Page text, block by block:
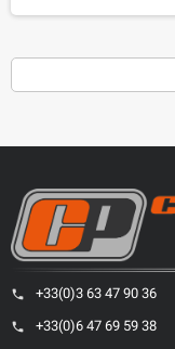
phone +33(0)3 63 47 90 36
phone +33(0)6 47 69 59 38